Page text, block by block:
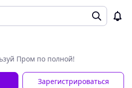
Пром по полной!
Зарегистрироваться